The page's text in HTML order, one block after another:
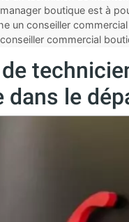
boutique est à
un conseiller
commercial
dans le